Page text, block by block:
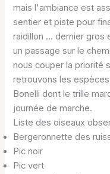
mais l'ambiance est
sentier et piste pour
raidillon ... dernier gros
un passage sur le
nous couper la priorité
retrouvons les
Bonelli dont le trille
journée de marche.
Liste des oiseaux
Bergeronnette des
Pic noir
Pic vert